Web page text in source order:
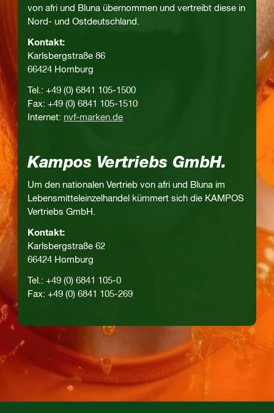
von afri und Bluna übernommen und vertreibt diese in
Nord- und Ostdeutschland.
Kontakt:
Karlsbergstraße 86
66424 Homburg
Tel.: +49 (0) 6841 105-1500
Fax: +49 (0) 6841 105-1510
Internet: nvf-marken.de
Kampos Vertriebs GmbH.
Um den nationalen Vertrieb von afri und Bluna im
Lebensmitteleinzelhandel kümmert sich die KAMPOS
Vertriebs GmbH.
Kontakt:
Karlsbergstraße 62
66424 Homburg
Tel.: +49 (0) 6841 105-0
Fax: +49 (0) 6841 105-269